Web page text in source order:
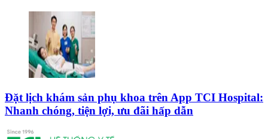
Đặt lịch khám sản phụ khoa trên App TCI Hospital:
Nhanh chóng, tiện lợi, ưu đãi hấp dẫn